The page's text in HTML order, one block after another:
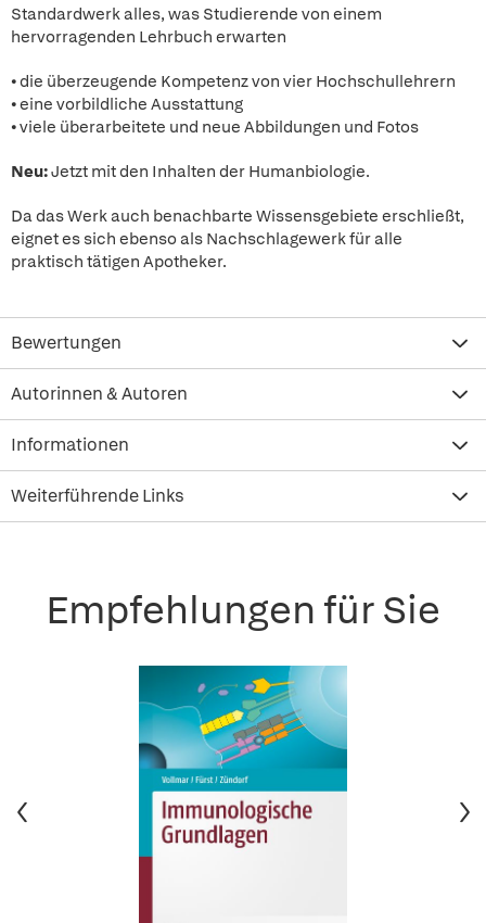
Standardwerk alles, was Studierende von einem
hervorragenden Lehrbuch erwarten
• die überzeugende Kompetenz von vier Hochschullehrern
• eine vorbildliche Ausstattung
• viele überarbeitete und neue Abbildungen und Fotos
Neu:Jetzt mit den Inhalten der Humanbiologie.
Da das Werk auch benachbarte Wissensgebiete erschließt,
eignet es sich ebenso als Nachschlagewerk für alle
praktisch tätigen Apotheker.
Bewertungen
Autorinnen & Autoren
Informationen
Weiterführende Links
Empfehlungen für Sie